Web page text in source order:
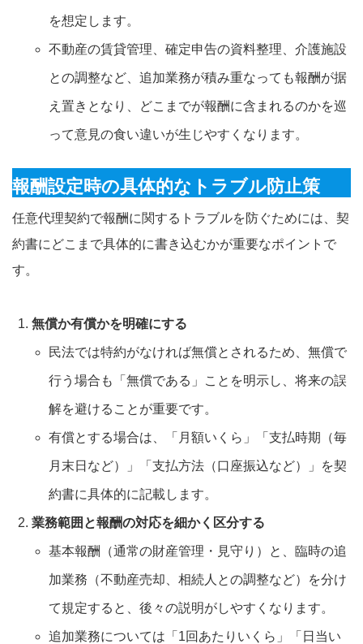
を想定します。
不動産の賃貸管理、確定申告の資料整理、介護施設
との調整など、追加業務が積み重なっても報酬が据
え置きとなり、どこまでが報酬に含まれるのかを巡
って意見の食い違いが生じやすくなります。
報酬設定時の具体的なトラブル防止策
任意代理契約で報酬に関するトラブルを防ぐためには、契
約書にどこまで具体的に書き込むかが重要なポイントで
す。
無償か有償かを明確にする
民法では特約がなければ無償とされるため、無償で
行う場合も「無償である」ことを明示し、将来の誤
解を避けることが重要です。
有償とする場合は、「月額いくら」「支払時期（毎
月末日など）」「支払方法（口座振込など）」を契
約書に具体的に記載します。
業務範囲と報酬の対応を細かく区分する
基本報酬（通常の財産管理・見守り）と、臨時の追
加業務（不動産売却、相続人との調整など）を分け
て規定すると、後々の説明がしやすくなります。
追加業務については「1回あたりいくら」「日当い